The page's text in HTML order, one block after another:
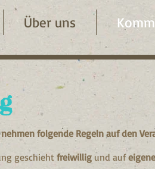
Über uns
folgende Regeln auf den
geschieht freiwillig und auf